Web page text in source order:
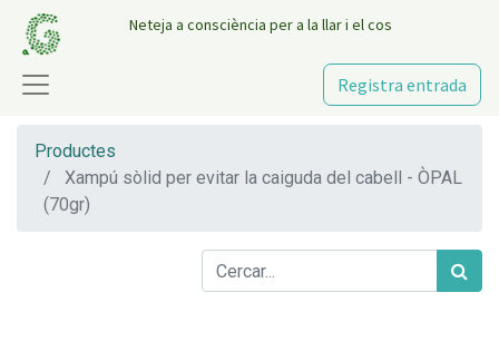
Neteja a consciència per a la llar i el cos
Registra entrada
Productes
Xampú sòlid per evitar la caiguda del cabell - ÒPAL
(70gr)